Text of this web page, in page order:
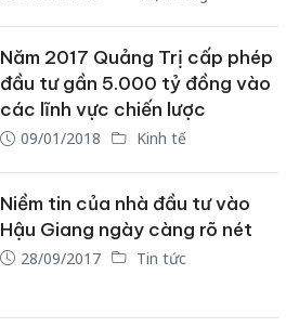
Năm 2017 Quảng Trị cấp phép
đầu tư gần 5.000 tỷ đồng vào
các lĩnh vực chiến lược
09/01/2018 Kinh tế
Niềm tin của nhà đầu tư vào
Hậu Giang ngày càng rõ nét
28/09/2017 Tin tức